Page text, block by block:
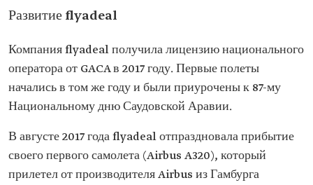
Развитие flyadeal
Компания flyadeal получила лицензию национального
оператора от GACA в 2017 году. Первые полеты
начались в том же году и были приурочены к 87-му
Национальному дню Саудовской Аравии.
В августе 2017 года flyadeal отпраздновала прибытие
своего первого самолета (Airbus A320), который
прилетел от производителя Airbus из Гамбурга